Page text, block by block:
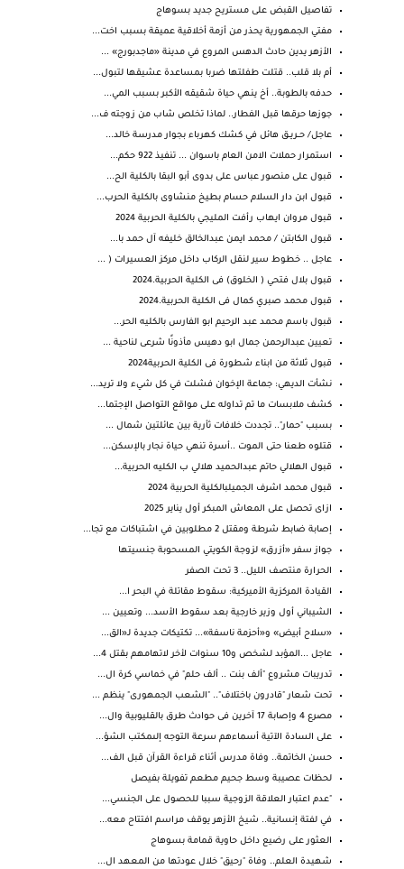
تفاصيل القبض على مستريح جديد بسوهاج
مفتي الجمهورية يحذر من أزمة أخلاقية عميقة بسبب اخت...
الأزهر يدين حادث الدهس المروع في مدينة «ماجدبورج» ...
أم بلا قلب.. قتلت طفلتها ضربا بمساعدة عشيقها لتبول...
حدفه بالطوبة.. أخ ينهي حياة شقيقه الأكبر بسبب المي...
جوزها حرقها قبل الفطار.. لماذا تخلص شاب من زوجته ف...
عاجل/ حــريــق هائل في كشك كهرباء بجوار مدرسة خالد...
استمرار حملات الامن العام باسوان ... تنفيذ 922 حكم...
قبول على منصور عباس على بدوى أبو البقا بالكلية الح...
قبول ابن دار السلام حسام بطيخ منشاوى بالكلية الحرب...
قبول مروان ايهاب رأفت المليجي بالكلية الحربية 2024
قبول الكابتن / محمد ايمن عبدالخالق خليفه آل حمد با...
عاجل .. خطوط سير لنقل الركاب داخل مركز العسيرات ( ...
قبول بلال فتحي ( الخلوق) فى الكلية الحربية.2024
قبول محمد صبري كمال فى الكلية الحربية.2024
قبول باسم محمد عبد الرحيم ابو الفارس بالكليه الحر...
تعيين عبدالرحمن جمال ابو دهيس مأذونًا شرعى لناحية ...
قبول ثلاثة من ابناء شطورة فى الكلية الحربية2024
نشأت الديهي: جماعة الإخوان فشلت في كل شيء ولا تريد...
كشف ملابسات ما تم تداوله على مواقع التواصل الإجتما...
بسبب "حمار".. تجددت خلافات ثأرية بين عائلتين شمال ...
قتلوه طعنا حتى الموت ..أسرة تنهي حياة نجار بالإسكن...
قبول الهلالي حاتم عبدالحميد هلالي ب الكليه الحربية...
قبول محمد اشرف الجميلبالكلية الحربية 2024
ازاى تحصل على المعاش المبكر أول يناير 2025
إصابة ضابط شرطة ومقتل 2 مطلوبين في اشتباكات مع تجا...
جواز سفر «أزرق» لزوجة الكويتي المسحوبة جنسيتها
الحرارة منتصف الليل.. 3 تحت الصفر
القيادة المركزية الأميركية: سقوط مقاتلة في البحر ا...
الشيباني أول وزير خارجية بعد سقوط الأسد... وتعيين ...
«سلاح أبيض» و«أحزمة ناسفة»... تكتيكات جديدة لـ«الق...
عاجل ...المؤبد لشخص و10 سنوات لأخر لاتهامهم بقتل 4...
تدريبات مشروع "ألف بنت .. ألف حلم" في خماسي كرة ال...
تحت شعار "قادرون باختلاف".. "الشعب الجمهورى" ينظم ...
مصرع 4 وإصابة 17 آخرين فى حوادث طرق بالقليوبية وال...
على السادة الآتية أسماءهم سرعة التوجه إلىمكتب الشؤ...
حسن الخاتمة.. وفاة مدرس أثناء قراءة القرآن قبل الف...
لحظات عصيبة وسط جحيم مطعم تفويلة بفيصل
"عدم اعتبار العلاقة الزوجية سببا للحصول على الجنسي...
في لفتة إنسانية.. شيخ الأزهر يوقف مراسم افتتاح معه...
العثور على رضيع داخل حاوية قمامة بسوهاج
شهيدة العلم.. وفاة "رحيق" خلال عودتها من المعهد ال...